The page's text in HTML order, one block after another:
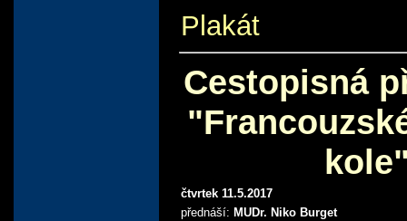
Plakát
Cestopisná
čtvrtek 11.5.2017
přednáší: MUDr. Niko Burget